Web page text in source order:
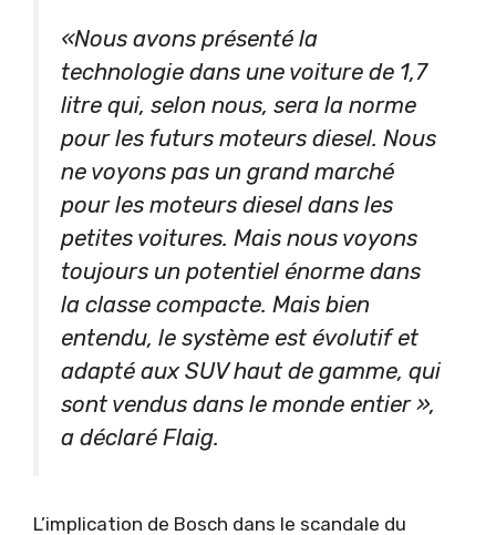
«Nous avons présenté la
technologie dans une voiture de 1,7
litre qui, selon nous, sera la norme
pour les futurs moteurs diesel. Nous
ne voyons pas un grand marché
pour les moteurs diesel dans les
petites voitures. Mais nous voyons
toujours un potentiel énorme dans
la classe compacte. Mais bien
entendu, le système est évolutif et
adapté aux SUV haut de gamme, qui
sont vendus dans le monde entier »,
a déclaré Flaig.
L’implication de Bosch dans le scandale du